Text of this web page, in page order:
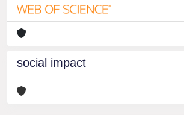
social impact